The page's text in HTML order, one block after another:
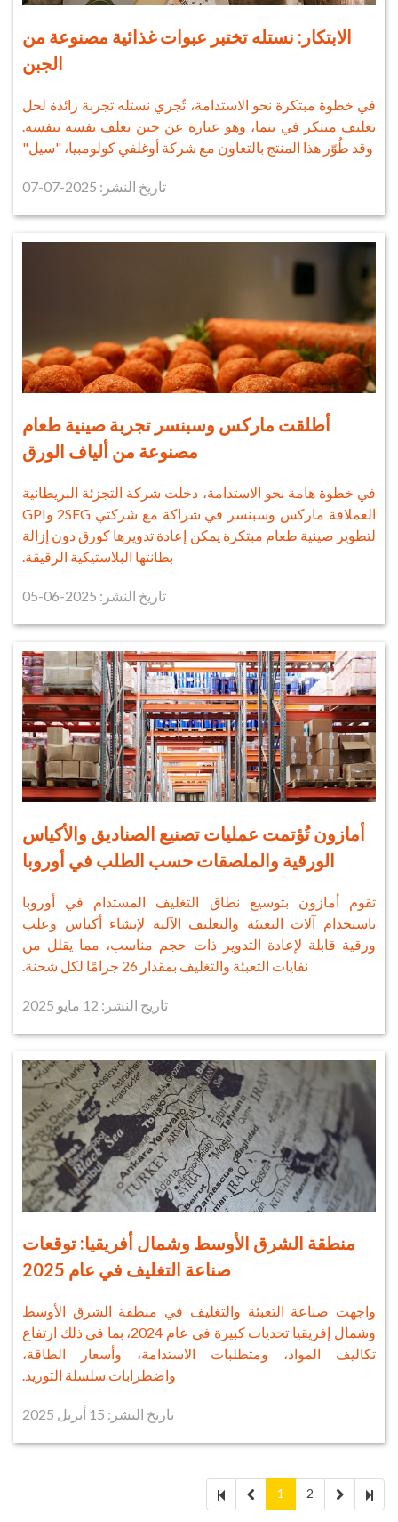
الابتكار: نستله تختبر عبوات غذائية مصنوعة من
الجبن
في خطوة مبتكرة نحو الاستدامة، تُجري نستله تجربة رائدة لحل
تغليف مبتكر في بنما، وهو عبارة عن جبن يغلف نفسه بنفسه.
وقد طُوّر هذا المنتج بالتعاون مع شركة أوغلفي كولومبيا، "سيل"
تاريخ النشر: 2025-07-07
أطلقت ماركس وسبنسر تجربة صينية طعام
مصنوعة من ألياف الورق
في خطوة هامة نحو الاستدامة، دخلت شركة التجزئة البريطانية
العملاقة ماركس وسبنسر في شراكة مع شركتي 2SFG وGPI
لتطوير صينية طعام مبتكرة يمكن إعادة تدويرها كورق دون إزالة
بطانتها البلاستيكية الرقيقة.
تاريخ النشر: 2025-06-05
أمازون تُؤتمت عمليات تصنيع الصناديق والأكياس
الورقية والملصقات حسب الطلب في أوروبا
تقوم أمازون بتوسيع نطاق التغليف المستدام في أوروبا
باستخدام آلات التعبئة والتغليف الآلية لإنشاء أكياس وعلب
ورقية قابلة لإعادة التدوير ذات حجم مناسب، مما يقلل من
نفايات التعبئة والتغليف بمقدار 26 جرامًا لكل شحنة.
تاريخ النشر: 12 مايو 2025
منطقة الشرق الأوسط وشمال أفريقيا: توقعات
صناعة التغليف في عام 2025
واجهت صناعة التعبئة والتغليف في منطقة الشرق الأوسط
وشمال إفريقيا تحديات كبيرة في عام 2024، بما في ذلك ارتفاع
تكاليف المواد، ومتطلبات الاستدامة، وأسعار الطاقة،
واضطرابات سلسلة التوريد.
تاريخ النشر: 15 أبريل 2025
1 2